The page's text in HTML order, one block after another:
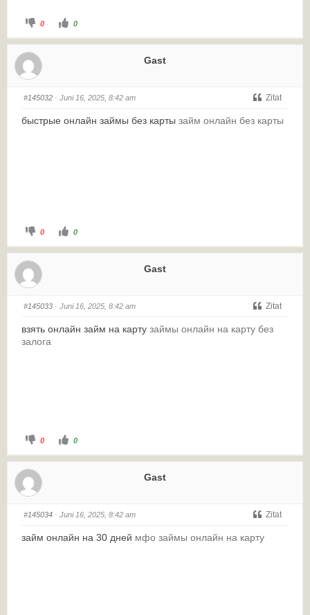
0 0
Gast
#145032 · Juni 16, 2025, 8:42 am Zitat
быстрые онлайн займы без карты займ онлайн без карты
0 0
Gast
#145033 · Juni 16, 2025, 8:42 am Zitat
взять онлайн займ на карту займы онлайн на карту без
залога
0 0
Gast
#145034 · Juni 16, 2025, 8:42 am Zitat
займ онлайн на 30 дней мфо займы онлайн на карту